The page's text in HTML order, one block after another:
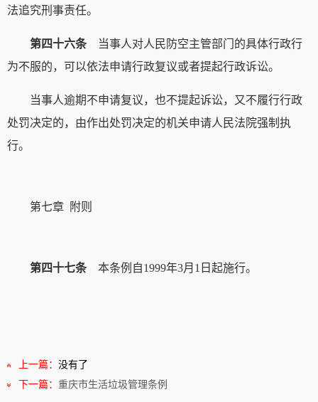
法追究刑事责任。
第四十六条
当事人对人民防空主管部门的具体行政行
为不服的，可以依法申请行政复议或者提起行政诉讼。
当事人逾期不申请复议，也不提起诉讼，又不履行行政
处罚决定的，由作出处罚决定的机关申请人民法院强制执
行。
第七章 附则
第四十七条 本条例自1999年3月1日起施行。
上一篇： 没有了
下一篇： 重庆市生活垃圾管理条例